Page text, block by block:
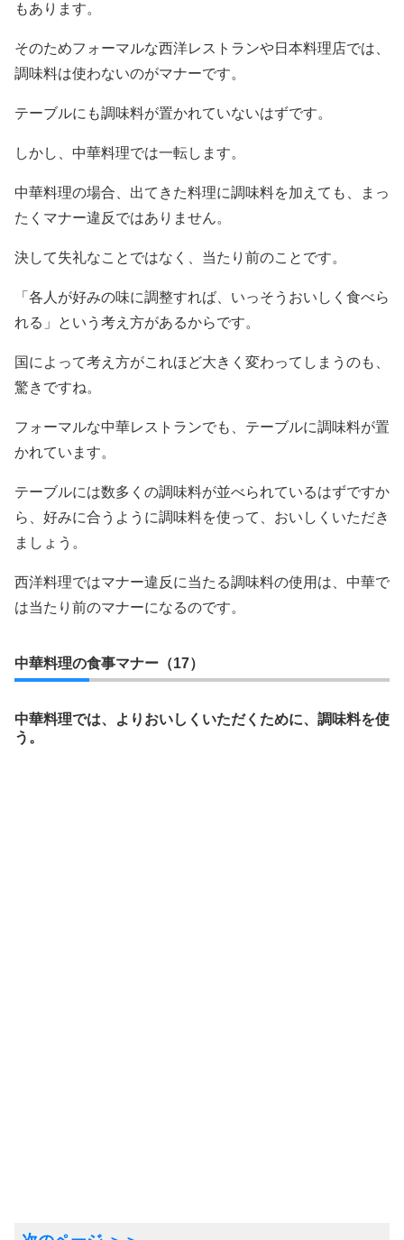
もあります。
そのためフォーマルな西洋レストランや日本料理店では、
調味料は使わないのがマナーです。
テーブルにも調味料が置かれていないはずです。
しかし、中華料理では一転します。
中華料理の場合、出てきた料理に調味料を加えても、まっ
たくマナー違反ではありません。
決して失礼なことではなく、当たり前のことです。
「各人が好みの味に調整すれば、いっそうおいしく食べら
れる」という考え方があるからです。
国によって考え方がこれほど大きく変わってしまうのも、
驚きですね。
フォーマルな中華レストランでも、テーブルに調味料が置
かれています。
テーブルには数多くの調味料が並べられているはずですか
ら、好みに合うように調味料を使って、おいしくいただき
ましょう。
西洋料理ではマナー違反に当たる調味料の使用は、中華で
は当たり前のマナーになるのです。
中華料理の食事マナー（17）
中華料理では、よりおいしくいただくために、調味料を使
う。